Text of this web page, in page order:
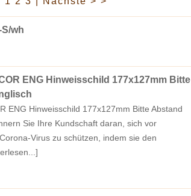
wh
ENG Hinweisschild 177x127mm Bitte
ENG Hinweisschild 177x127mm Bitte Abstand
Sie Ihre Kundschaft daran, sich vor
Virus zu schützen, indem sie den